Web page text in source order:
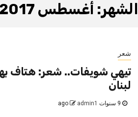
الشهر: أغسطس 2017
شعر
تيهي شويفات.. شعر: هتاف
لبنان
admin1